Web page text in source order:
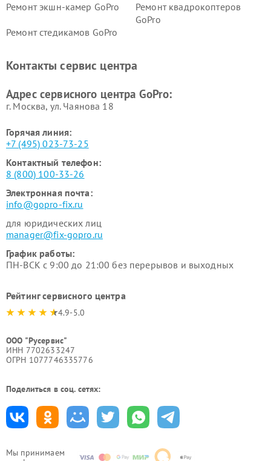
Мы принимаем
Ремонт экшн-камер GoPro
Ремонт квадрокоптеров
GoPro
Ремонт стедикамов GoPro
Контакты сервис центра
Адрес сервисного центра GoPro:
г. Москва, ул. Чаянова 18
Горячая линия:
+7 (495) 023-73-25
Контактный телефон:
8 (800) 100-33-26
Электронная почта:
info@gopro-fix.ru
для юридических лиц
manager@fix-gopro.ru
График работы:
ПН-ВСК с 9:00 до 21:00 без перерывов и выходных
Рейтинг сервисного центра
4.9-5.0
ООО "Русервис"
ИНН 7702633247
ОГРН 1077746335776
Поделиться в соц. сетях: